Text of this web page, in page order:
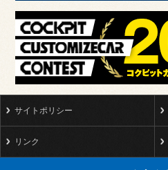
サイトポリシー
リンク